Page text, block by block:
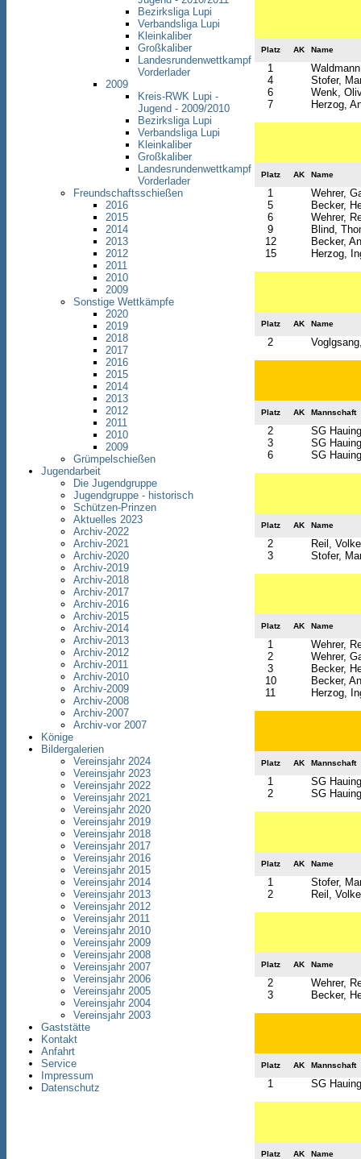
Bezirksliga Lupi
Verbandsliga Lupi
Kleinkaliber
Großkaliber
Landesrundenwettkampf
Vorderlader
2009
Kreis-RWK Lupi -
Jugend - 2009/2010
Bezirksliga Lupi
Verbandsliga Lupi
Kleinkaliber
Großkaliber
Landesrundenwettkampf
Vorderlader
Freundschaftsschießen
2016
2015
2014
2013
2012
2011
2010
2009
Sonstige Wettkämpfe
2020
2019
2018
2017
2016
2015
2014
2013
2012
2011
2010
2009
Grümpelschießen
Jugendarbeit
Die Jugendgruppe
Jugendgruppe - historisch
Schützen-Prinzen
Aktuelles 2023
Archiv-2022
Archiv-2021
Archiv-2020
Archiv-2019
Archiv-2018
Archiv-2017
Archiv-2016
Archiv-2015
Archiv-2014
Archiv-2013
Archiv-2012
Archiv-2011
Archiv-2010
Archiv-2009
Archiv-2008
Archiv-2007
Archiv-vor 2007
Könige
Bildergalerien
Vereinsjahr 2024
Vereinsjahr 2023
Vereinsjahr 2022
Vereinsjahr 2021
Vereinsjahr 2020
Vereinsjahr 2019
Vereinsjahr 2018
Vereinsjahr 2017
Vereinsjahr 2016
Vereinsjahr 2015
Vereinsjahr 2014
Vereinsjahr 2013
Vereinsjahr 2012
Vereinsjahr 2011
Vereinsjahr 2010
Vereinsjahr 2009
Vereinsjahr 2008
Vereinsjahr 2007
Vereinsjahr 2006
Vereinsjahr 2005
Vereinsjahr 2004
Vereinsjahr 2003
Gaststätte
Kontakt
Anfahrt
Service
Impressum
Datenschutz
Platz AK Name
1
4
Stofer,
6
Wenk,
7
Herzog,
Platz AK Name
1
Wehrer,
5
Becker,
6
Wehrer,
9
Blind,
12
Becker,
15
Herzog,
Platz AK Name
2
Platz AK Mannschaft
2
SG
3
SG
6
SG
Platz AK Name
2
Reil,
3
Stofer,
Platz AK Name
1
Wehrer,
2
Wehrer,
3
Becker,
10
Becker,
11
Herzog,
Platz AK Mannschaft
1
SG
2
SG
Platz AK Name
1
Stofer,
2
Reil,
Platz AK Name
2
Wehrer,
3
Becker,
Platz AK Mannschaft
1 SG
Platz AK Name